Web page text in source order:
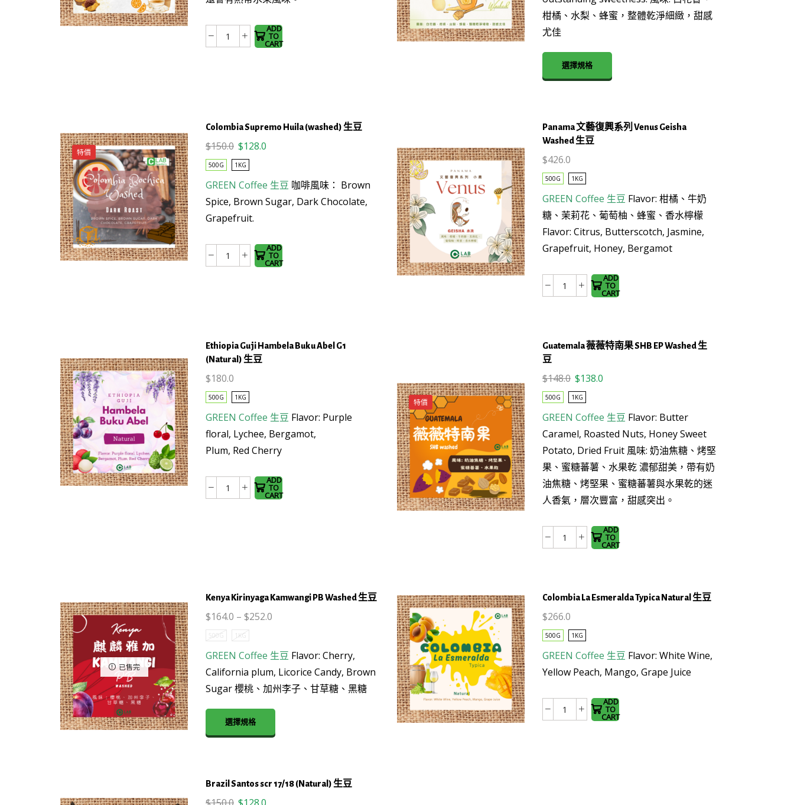
288
粉
波
旁
厭
生
數
量
巴
伎
水
洗
(天
花
板
級
享
受)
生
ADD
TO
CART
The
options
柑橘、水梨、蜂蜜，整體乾淨細緻，甜感
尤佳
選擇規格
This
The
on
the
product
page
特價
Colombia Supremo Huila (washed) 生豆
$150.0 Original
price
was:
$150.0.
$128.0
$128.0.
500G 1KG
GREEN Coffee 生豆 咖啡風味： Brown
Spice, Brown Sugar, Dark Chocolate,
Grapefruit.
Colombia
數
量
ADD
TO
CART
product
has
multiple
The
options
Panama 文藝復興系列 Venus Geisha
Washed 生豆
$426.0
500G 1KG
GREEN Coffee 生豆 Flavor: 柑橘、牛奶
糖、茉莉花、葡萄柚、蜂蜜、香水檸檬
Flavor: Citrus, Butterscotch, Jasmine,
Grapefruit, Honey, Bergamot
Panama
興
列
Venus
Geisha
Washed
生
豆
數
量
ADD
TO
CART
product
has
multiple
The
options
product
page
Ethiopia Guji Hambela Buku Abel G1
(Natural) 生豆
$180.0
500G 1KG
GREEN Coffee 生豆 Flavor: Purple
floral, Lychee, Bergamot,
Plum, Red Cherry
Ethiopia
生
數
量
ADD
TO
CART
product
has
multiple
The
options
特價
Guatemala 薇薇特南果 SHB EP Washed 生
豆
$148.0 Original
price
was:
$148.0.
$138.0
$138.0.
500G 1KG
GREEN Coffee 生豆 Flavor: Butter
Caramel, Roasted Nuts, Honey Sweet
Potato, Dried Fruit 風味: 奶油焦糖、烤堅
果、蜜糖蕃薯、水果乾 濃郁甜美，帶有奶
油焦糖、烤堅果、蜜糖蕃薯與水果乾的迷
人香氣，層次豐富，甜感突出。
Guatemala
南
果
SHB
EP
Washed
生
數
量
ADD
TO
CART
product
has
multiple
The
options
product
page
已售完
Kenya Kirinyaga Kamwangi PB Washed 生豆
$164.0 – $252.0
500G 1KG
GREEN Coffee 生豆 Flavor: Cherry,
California plum, Licorice Candy, Brown
Sugar 櫻桃、加州李子、甘草糖、黑糖
選擇規格
This
The
Colombia La Esmeralda Typica Natural 生豆
$266.0
500G 1KG
GREEN Coffee 生豆 Flavor: White Wine,
Yellow Peach, Mango, Grape Juice
Colombia
ADD
TO
CART
This
product
has
multiple
The
options
Brazil Santos scr 17/18 (Natural) 生豆
Original